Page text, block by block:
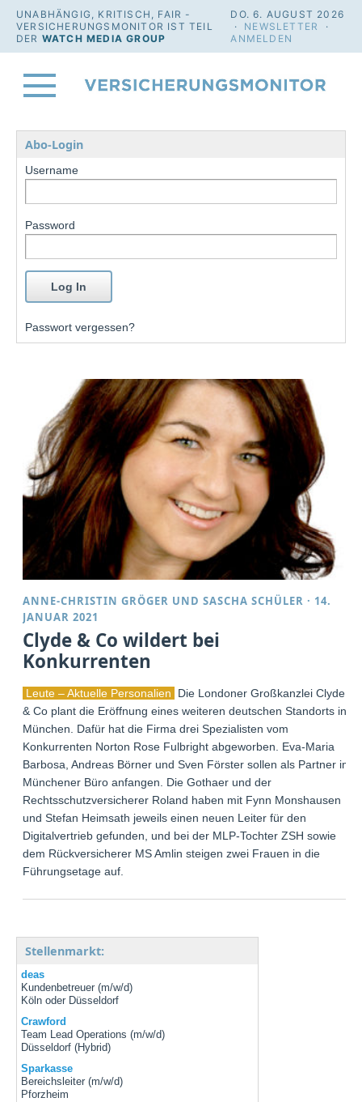
UNABHÄNGIG, KRITISCH, FAIR -
VERSICHERUNGSMONITOR IST TEIL
DER WATCH MEDIA GROUP
DO. 6. AUGUST 2026
· NEWSLETTER
·
ANMELDEN
Abo-Login
Username
Password
Passwort vergessen?
ANNE-CHRISTIN GRÖGER UNDSASCHA SCHÜLER · 14.
JANUAR 2021
Clyde & Co wildert bei
Konkurrenten
Leute – Aktuelle Personalien
Die Londoner Großkanzlei Clyde
& Co plant die Eröffnung eines weiteren deutschen Standorts in
München. Dafür hat die Firma drei Spezialisten vom
Konkurrenten Norton Rose Fulbright abgeworben. Eva-Maria
Barbosa, Andreas Börner und Sven Förster sollen als Partner im
Münchener Büro anfangen. Die Gothaer und der
Rechtsschutzversicherer Roland haben mit Fynn Monshausen
und Stefan Heimsath jeweils einen neuen Leiter für den
Digitalvertrieb gefunden, und bei der MLP-Tochter ZSH sowie
dem Rückversicherer MS Amlin steigen zwei Frauen in die
Führungsetage auf.
Stellenmarkt:
deas
Kundenbetreuer (m/w/d)
Köln oder Düsseldorf
Crawford
Team Lead Operations (m/w/d)
Düsseldorf (Hybrid)
Sparkasse
Bereichsleiter (m/w/d)
Pforzheim